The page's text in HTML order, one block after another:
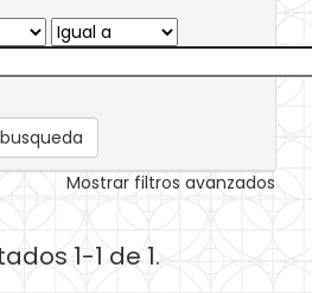
Mostrar filtros avanzados
1-1 de 1.